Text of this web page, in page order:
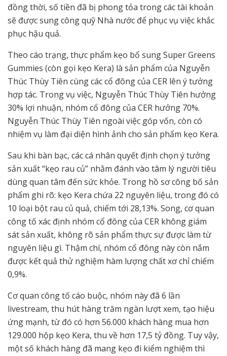
đồng thời, số tiền đã bị phong tỏa trong các tài khoản
sẽ được sung công quỹ Nhà nước để phục vụ việc khắc
phục hậu quả.
Theo cáo trạng, thực phẩm kẹo bổ sung Super Greens
Gummies (còn gọi kẹo Kera) là sản phẩm của Nguyễn
Thúc Thùy Tiên cùng các cổ đông của CER lên ý tưởng
hợp tác. Trong vụ việc, Nguyễn Thúc Thùy Tiên hưởng
30% lợi nhuận, nhóm cổ đông của CER hưởng 70%.
Nguyễn Thúc Thùy Tiên ngoài việc góp vốn, còn có
nhiệm vụ làm đại diện hình ảnh cho sản phẩm kẹo Kera.
Sau khi bàn bạc, các cá nhân quyết định chọn ý tưởng
sản xuất “kẹo rau củ” nhằm đánh vào tâm lý người tiêu
dùng quan tâm đến sức khỏe. Trong hồ sơ công bố sản
phẩm ghi rõ: kẹo Kera chứa 22 nguyên liệu, trong đó có
10 loại bột rau củ quả, chiếm tới 28,13%. Song, cơ quan
công tố xác định nhóm cổ đông của CER không giám
sát sản xuất, không rõ sản phẩm thực sự được làm từ
nguyên liệu gì. Thậm chí, nhóm cổ đông này còn nắm
được kết quả thử nghiệm hàm lượng chất xơ chỉ chiếm
0,9%.
Cơ quan công tố cáo buộc, nhóm này đã 6 lần
livestream, thu hút hàng trăm ngàn lượt xem, tạo hiệu
ứng mạnh, từ đó có hơn 56.000 khách hàng mua hơn
129.000 hộp kẹo Kera, thu về hơn 17,5 tỷ đồng. Tuy vậy,
một số khách hàng đã mang kẹo đi kiểm nghiệm thì